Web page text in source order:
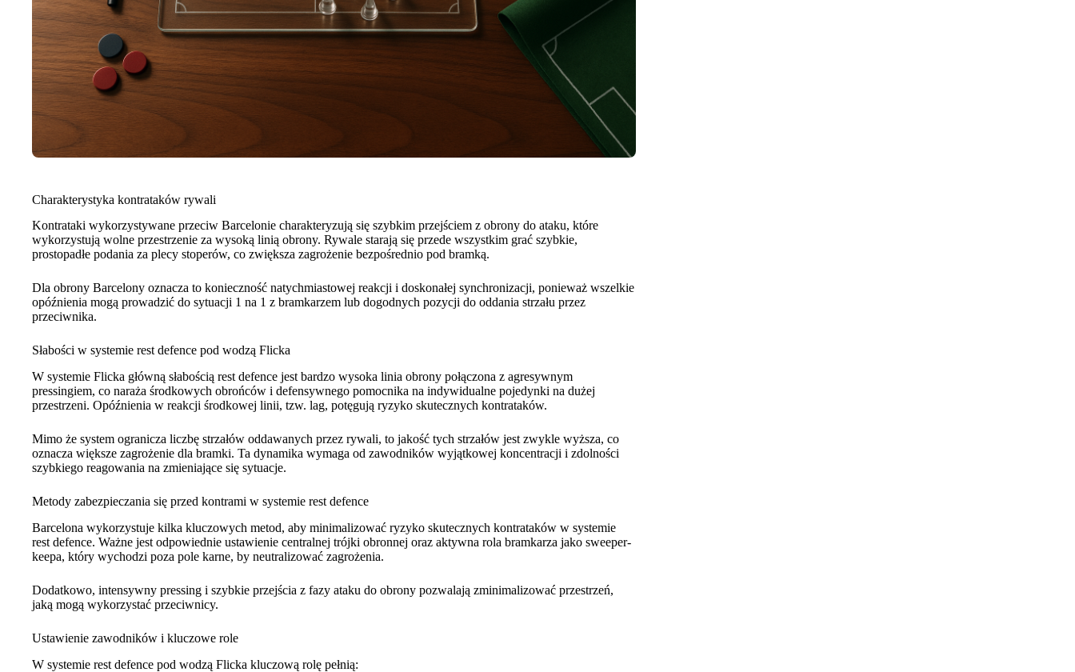
Charakterystyka kontrataków rywali
Kontrataki wykorzystywane przeciw Barcelonie charakteryzują się szybkim przejściem z obrony do ataku, które
wykorzystują wolne przestrzenie za wysoką linią obrony. Rywale starają się przede wszystkim grać szybkie,
prostopadłe podania za plecy stoperów, co zwiększa zagrożenie bezpośrednio pod bramką.
Dla obrony Barcelony oznacza to konieczność natychmiastowej reakcji i doskonałej synchronizacji, ponieważ wszelkie
opóźnienia mogą prowadzić do sytuacji 1 na 1 z bramkarzem lub dogodnych pozycji do oddania strzału przez
przeciwnika.
Słabości w systemie rest defence pod wodzą Flicka
W systemie Flicka główną słabością rest defence jest bardzo wysoka linia obrony połączona z agresywnym
pressingiem, co naraża środkowych obrońców i defensywnego pomocnika na indywidualne pojedynki na dużej
przestrzeni. Opóźnienia w reakcji środkowej linii, tzw. lag, potęgują ryzyko skutecznych kontrataków.
Mimo że system ogranicza liczbę strzałów oddawanych przez rywali, to jakość tych strzałów jest zwykle wyższa, co
oznacza większe zagrożenie dla bramki. Ta dynamika wymaga od zawodników wyjątkowej koncentracji i zdolności
szybkiego reagowania na zmieniające się sytuacje.
Metody zabezpieczania się przed kontrami w systemie rest defence
Barcelona wykorzystuje kilka kluczowych metod, aby minimalizować ryzyko skutecznych kontrataków w systemie
rest defence. Ważne jest odpowiednie ustawienie centralnej trójki obronnej oraz aktywna rola bramkarza jako sweeper-
keepa, który wychodzi poza pole karne, by neutralizować zagrożenia.
Dodatkowo, intensywny pressing i szybkie przejścia z fazy ataku do obrony pozwalają zminimalizować przestrzeń,
jaką mogą wykorzystać przeciwnicy.
Ustawienie zawodników i kluczowe role
W systemie rest defence pod wodzą Flicka kluczową rolę pełnią: